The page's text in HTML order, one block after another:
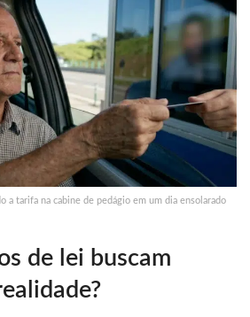
a tarifa na cabine de pedágio em um dia ensolarado
de lei buscam